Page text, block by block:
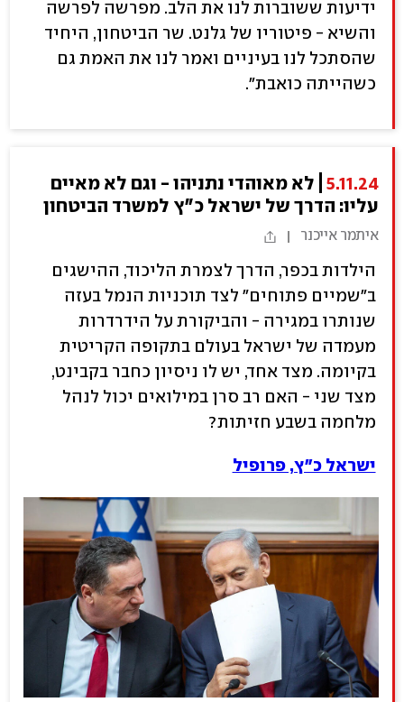
ידיעות ששוברות לנו את הלב. מפרשה לפרשה
והשיא - פיטוריו של גלנט. שר הביטחון, היחיד
שהסתכל לנו בעיניים ואמר לנו את האמת גם
כשהייתה כואבת".
5.11.24
לא מאוהדי נתניהו - וגם לא מאיים
עליו: הדרך של ישראל כ"ץ למשרד הביטחון
איתמר אייכנר
הילדות בכפר, הדרך לצמרת הליכוד, ההישגים
ב"שמיים פתוחים" לצד תוכניות הנמל בעזה
שנותרו במגירה - והביקורת על הידרדרות
מעמדה של ישראל בעולם בתקופה הקריטית
בקיומה. מצד אחד, יש לו ניסיון כחבר בקבינט,
מצד שני - האם רב סרן במילואים יכול לנהל
מלחמה בשבע חזיתות?
ישראל כ"ץ, פרופיל